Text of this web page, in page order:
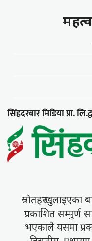
सिंहदरबार मिडिया प्रा.
स्राेतहरु खुलाइएका
प्रकाशित सम्पुर्ण
भएकाले यसमा